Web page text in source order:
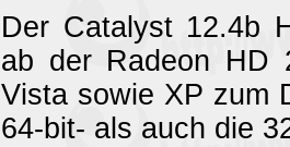
Der Catalyst 12.4b
ab der Radeon HD
Vista sowie XP zum
64-bit- als auch die